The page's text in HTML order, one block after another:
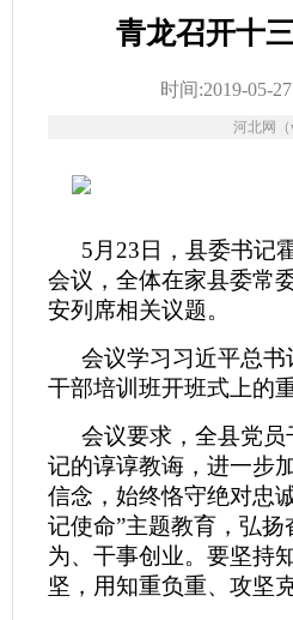
青龙召开十
时间:2019-05-
河北网（
5月23日，县委书记
会议，全体在家县委常
安列席相关议题。
会议学习习近平总
干部培训班开班式上的
会议要求，全县党
记的谆谆教诲，进一步
信念，始终恪守绝对忠
记使命”主题教育，弘
为、干事创业。要坚持
坚，用知重负重、攻坚